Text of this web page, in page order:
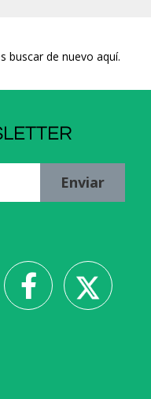
buscar de nuevo aquí.
Enviar